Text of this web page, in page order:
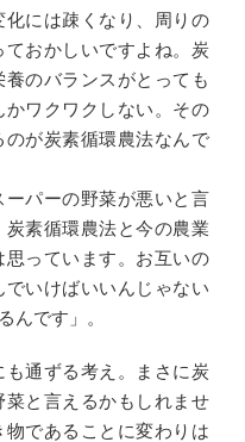
には疎くなり、周りの
おかしいですよね。炭
のバランスがとっても
ワクワクしない。その
が炭素循環農法なんで
パーの野菜が悪いと言
素循環農法と今の農業
っています。お互いの
いけばいいんじゃない
んです」。
通ずる考え。まさに炭
と言えるかもしれませ
であることに変わりは